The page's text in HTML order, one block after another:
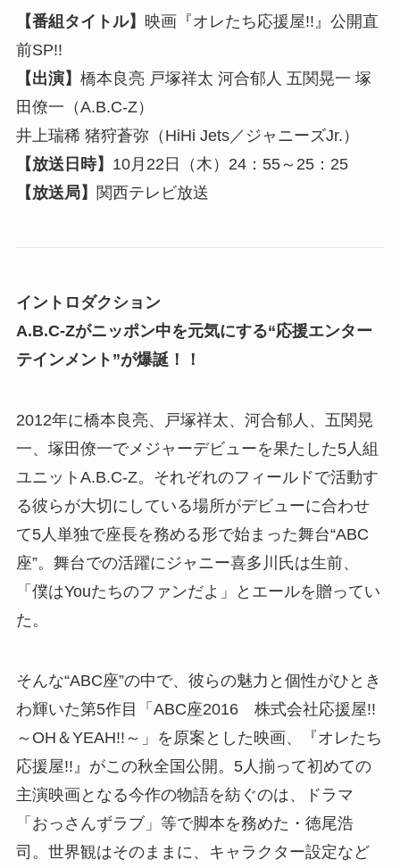
【番組タイトル】 映画『オレたち応援屋!!』公開直
前SP!!
【出演】 橋本良亮 戸塚祥太 河合郁人 五関晃一 塚
田僚一（A.B.C-Z）
井上瑞稀 猪狩蒼弥（HiHi Jets／ジャニーズJr.）
【放送日時】 10月22日（木）24：55～25：25
【放送局】
関西テレビ放送
イントロダクション
A.B.C-Zがニッポン中を元気にする“応援エンター
テインメント”が爆誕！！
2012年に橋本良亮、戸塚祥太、河合郁人、五関晃
一、塚田僚一でメジャーデビューを果たした5人組
ユニットA.B.C-Z。それぞれのフィールドで活動す
る彼らが大切にしている場所がデビューに合わせ
て5人単独で座長を務める形で始まった舞台“ABC
座”。舞台での活躍にジャニー喜多川氏は生前、
「僕はYouたちのファンだよ」とエールを贈ってい
た。
そんな“ABC座”の中で、彼らの魅力と個性がひとき
わ輝いた第5作目「ABC座2016 株式会社応援屋!!
～OH＆YEAH!!～」を原案とした映画、『オレたち
応援屋!!』がこの秋全国公開。5人揃って初めての
主演映画となる今作の物語を紡ぐのは、ドラマ
「おっさんずラブ」等で脚本を務めた・徳尾浩
司。世界観はそのままに、キャラクター設定など